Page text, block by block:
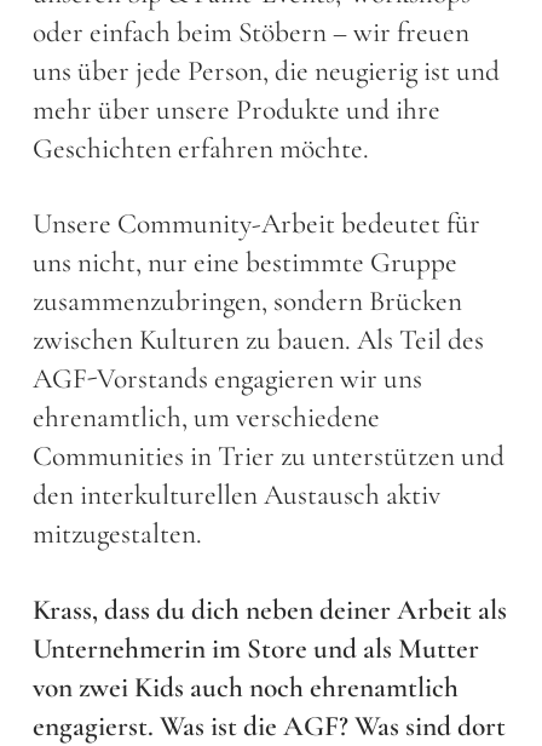
oder einfach beim Stöbern – wir freuen
uns über jede Person, die neugierig ist und
mehr über unsere Produkte und ihre
Geschichten erfahren möchte.
Unsere Community-Arbeit bedeutet für
uns nicht, nur eine bestimmte Gruppe
zusammenzubringen, sondern Brücken
zwischen Kulturen zu bauen. Als Teil des
AGF-Vorstands engagieren wir uns
ehrenamtlich, um verschiedene
Communities in Trier zu unterstützen und
den interkulturellen Austausch aktiv
mitzugestalten.
Krass, dass du dich neben deiner Arbeit als
Unternehmerin im Store und als Mutter
von zwei Kids auch noch ehrenamtlich
engagierst. Was ist die AGF? Was sind dort